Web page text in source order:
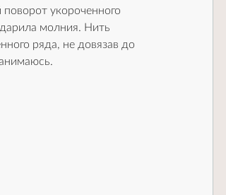
укороченного
молния. Нить
ряда, не довязав до